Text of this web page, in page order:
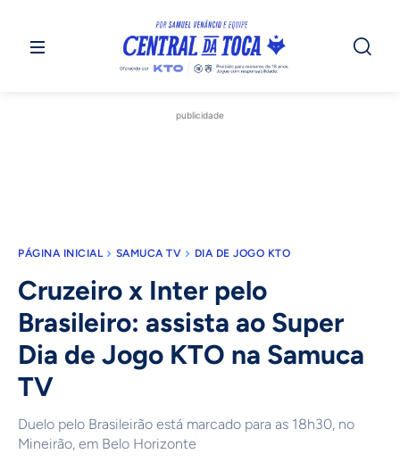
publicidade
PÁGINA INICIAL SAMUCA TV DIA DE JOGO KTO
Cruzeiro x Inter pelo
Brasileiro: assista ao Super
Dia de Jogo KTO na Samuca
TV
Duelo pelo Brasileirão está marcado para as 18h30, no
Mineirão, em Belo Horizonte